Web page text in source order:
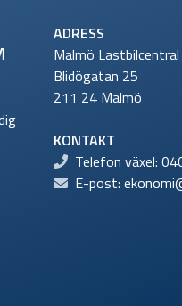
ADRESS
Malmö
Blidögatan 25
211 24 Malmö
KONTAKT
Telefon växel:
E-post: